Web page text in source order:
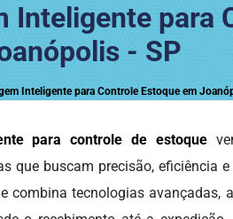
Inteligente para
- SP
Inteligente para Controle Estoque em
para controle de estoque
que buscam precisão, eficiência
combina tecnologias